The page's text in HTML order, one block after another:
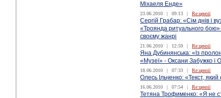
Міхаеля Енде»
23.06.2010 | 09:13 | Re:цензії
Сергій Грабар: «Сім днів і
«Троянда ритуального
своєму жанрі
21.06.2010 | 12:59 | Re:цензії
Яна Дубинянська: «Із
«Музеї» - Оксани Забужко і
18.06.2010 | 07:33 | Re:цензії
Олесь Ільченко: «Текст,
16.06.2010 | 07:54 | Re:цензії
Тетяна Трофименко: «Я не